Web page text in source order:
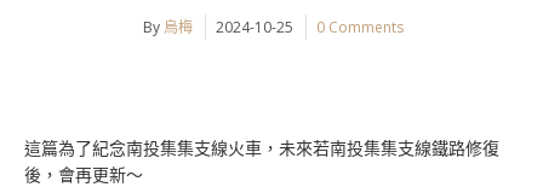
By 烏梅 2024-10-25 0 Comments
這篇為了紀念南投集集支線火車，未來若南投集集支線鐵路修復
後，會再更新～